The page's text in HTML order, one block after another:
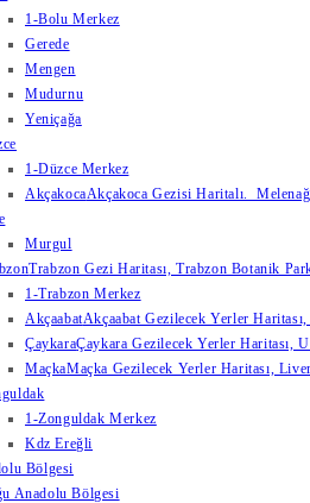
1-Bolu Merkez
Gerede
Mengen
Mudurnu
Yeniçağa
1-Düzce Merkez
AkçakocaAkçakoca Gezisi Haritalı.
Murgul
Trabzon Gezi Haritası, Trabzon Botanik
1-Trabzon Merkez
AkçaabatAkçaabat Gezilecek Yerler
ÇaykaraÇaykara Gezilecek Yerler Haritası,
MaçkaMaçka Gezilecek Yerler Haritası,
1-Zonguldak Merkez
Kdz Ereğli
Bölgesi
Anadolu Bölgesi